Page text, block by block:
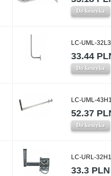
Do koszyka
LC-UML-
33.44
Do koszyka
LC-UML-
52.37
Do koszyka
LC-URL-
33.3 PLN